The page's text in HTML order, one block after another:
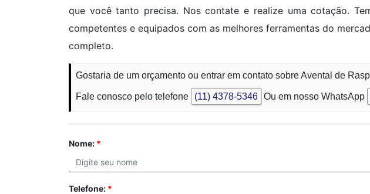
que você tanto precisa. Nos contate e realize uma cotação.
competentes e equipados com as melhores ferramentas do
completo.
Gostaria de um orçamento ou entrar em contato sobre Avental de
Fale conosco pelo telefone (11) 4378-5346 Ou em nosso WhatsApp
Nome: *
Telefone: *